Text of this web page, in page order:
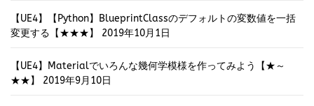
【UE4】【Python】BlueprintClassのデフォルトの変数値を一括
変更する【★★★】
2019年10月1日
【UE4】Materialでいろんな幾何学模様を作ってみよう【★～
★★】
2019年9月10日